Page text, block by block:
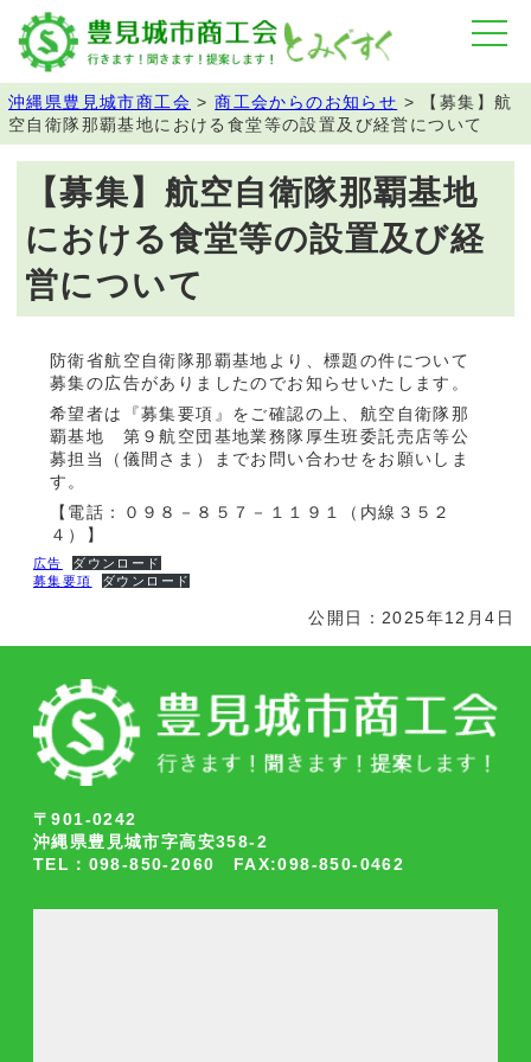
沖縄県豊見城市商工会 >商工会からのお知らせ >
【募集】航
空自衛隊那覇基地における食堂等の設置及び経営について
【募集】航空自衛隊那覇基地
における食堂等の設置及び経
営について
防衛省航空自衛隊那覇基地より、標題の件について
募集の広告がありましたのでお知らせいたします。
希望者は『募集要項』をご確認の上、航空自衛隊那
覇基地 第９航空団基地業務隊厚生班委託売店等公
募担当（儀間さま）までお問い合わせをお願いしま
す。
【電話：０９８－８５７－１１９１（内線３５２
４）】
広告
ダウンロード
募集要項
ダウンロード
公開日：2025年12月4日
〒901-0242
沖縄県豊見城市字高安358-2
TEL：098-850-2060 FAX:098-850-0462